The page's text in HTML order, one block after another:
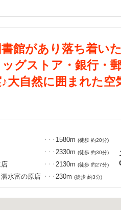
館があり落ち着い
グストア・銀行・
大自然に囲まれた
・・・ 1580m (徒歩 約20分)
・・・ 2330m (徒歩 約30分)
・・・ 2130m (徒歩 約27分)
水富の原店 ・・・ 230m (徒歩 約3分)